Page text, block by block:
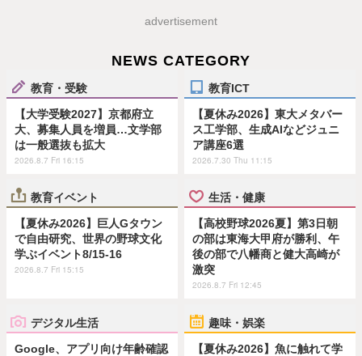
advertisement
NEWS CATEGORY
教育・受験
【大学受験2027】京都府立
大、募集人員を増員…文学部
は一般選抜も拡大
2026.8.7 Fri 16:15
教育ICT
【夏休み2026】東大メタバー
ス工学部、生成AIなどジュニ
ア講座6選
2026.7.30 Thu 11:15
教育イベント
【夏休み2026】巨人Gタウン
で自由研究、世界の野球文化
学ぶイベント8/15-16
2026.8.7 Fri 15:15
生活・健康
【高校野球2026夏】第3日朝
の部は東海大甲府が勝利、午
後の部で八幡商と健大高崎が
激突
2026.8.7 Fri 12:45
デジタル生活
Google、アプリ向け年齢確認
趣味・娯楽
【夏休み2026】魚に触れて学